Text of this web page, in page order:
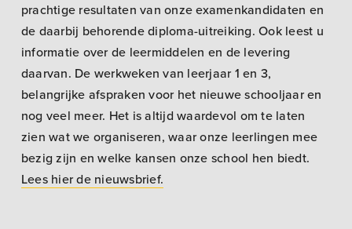
prachtige resultaten van onze examenkandidaten en
de daarbij behorende diploma-uitreiking. Ook leest u
informatie over de leermiddelen en de levering
daarvan. De werkweken van leerjaar 1 en 3,
belangrijke afspraken voor het nieuwe schooljaar en
nog veel meer. Het is altijd waardevol om te laten
zien wat we organiseren, waar onze leerlingen mee
bezig zijn en welke kansen onze school hen biedt.
Lees hier de nieuwsbrief.